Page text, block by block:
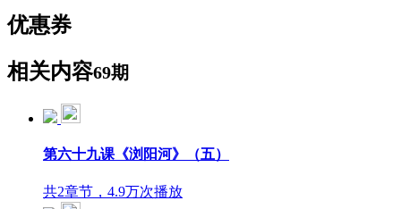
优惠券
相关内容69期
第六十九课《浏阳河》（五）
共2章节，4.9万次播放